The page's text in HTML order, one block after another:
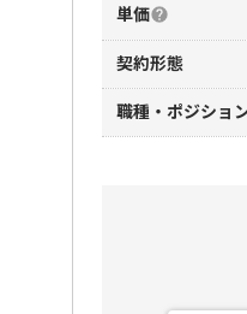
単価
契約形態
職種・ポジショ